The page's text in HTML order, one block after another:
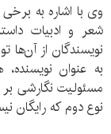
وی با اشاره به
شعر و ادبیات
نویسندگان از آن‌ها
به عنوان
مسئولیت نگارشی
نوع دوم که رایگان